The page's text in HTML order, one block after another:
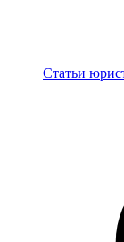
Блог
Статьи